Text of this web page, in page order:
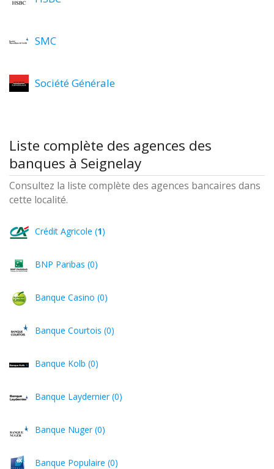
SMC
Société Générale
Liste complète des agences des
banques à Seignelay
Consultez la liste complète des agences bancaires dans
cette localité.
Crédit Agricole (1)
BNP Paribas (0)
Banque Casino (0)
Banque Courtois (0)
Banque Kolb (0)
Banque Laydernier (0)
Banque Nuger (0)
Banque Populaire (0)